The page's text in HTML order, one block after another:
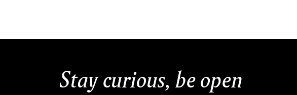
Stay curious, be open